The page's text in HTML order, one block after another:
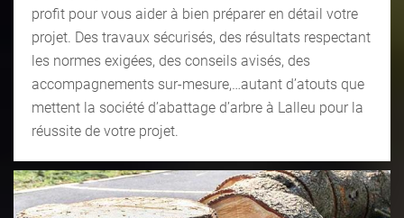
profit pour vous aider à bien préparer en détail votre
projet. Des travaux sécurisés, des résultats respectant
les normes exigées, des conseils avisés, des
accompagnements sur-mesure,…autant d’atouts que
mettent la société d’abattage d’arbre à Lalleu pour la
réussite de votre projet.